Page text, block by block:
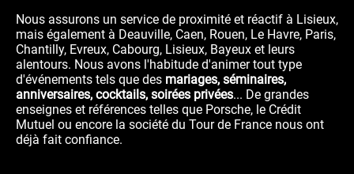
Nous assurons un service de proximité et réactif à Lisieux,
mais également à Deauville, Caen, Rouen, Le Havre, Paris,
Chantilly, Evreux, Cabourg, Lisieux, Bayeux et leurs
alentours. Nous avons l'habitude d'animer tout type
d'événements tels que des mariages, séminaires,
anniversaires, cocktails, soirées privées... De grandes
enseignes et références telles que Porsche, le Crédit
Mutuel ou encore la société du Tour de France nous ont
déjà fait confiance.